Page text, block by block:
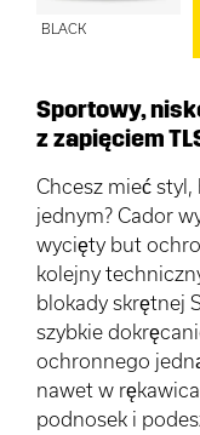
BLACK
Sportowy,
z zapięciem
Chcesz mieć
jednym? Cador
wycięty but
kolejny
blokady skrętnej
szybkie
ochronnego
nawet w
podnosek i